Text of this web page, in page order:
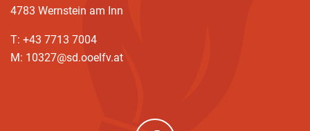
4783 Wernstein am Inn
T: +43 7713 7004
M: 10327@sd.ooelfv.at